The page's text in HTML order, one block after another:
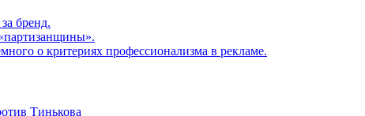
бренд.
о критериях профессионализма в рекламе.
Тинькова